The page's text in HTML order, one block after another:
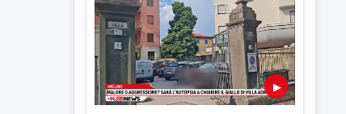
Sarà affidato con ogni probabilità all'inizio
della prossima settimana l'incarico...